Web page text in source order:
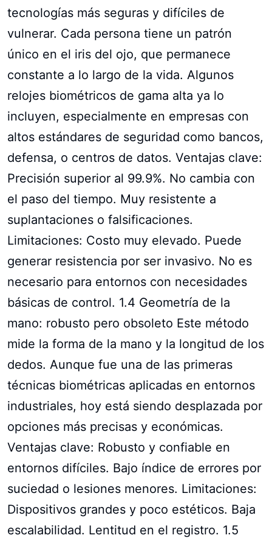
tecnologías más seguras y difíciles de
vulnerar. Cada persona tiene un patrón
único en el iris del ojo, que permanece
constante a lo largo de la vida. Algunos
relojes biométricos de gama alta ya lo
incluyen, especialmente en empresas con
altos estándares de seguridad como bancos,
defensa, o centros de datos. Ventajas clave:
Precisión superior al 99.9%. No cambia con
el paso del tiempo. Muy resistente a
suplantaciones o falsificaciones.
Limitaciones: Costo muy elevado. Puede
generar resistencia por ser invasivo. No es
necesario para entornos con necesidades
básicas de control. 1.4 Geometría de la
mano: robusto pero obsoleto Este método
mide la forma de la mano y la longitud de los
dedos. Aunque fue una de las primeras
técnicas biométricas aplicadas en entornos
industriales, hoy está siendo desplazada por
opciones más precisas y económicas.
Ventajas clave: Robusto y confiable en
entornos difíciles. Bajo índice de errores por
suciedad o lesiones menores. Limitaciones:
Dispositivos grandes y poco estéticos. Baja
escalabilidad. Lentitud en el registro. 1.5